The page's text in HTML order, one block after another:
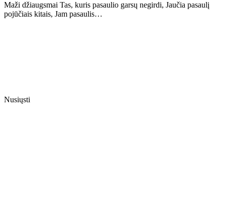
Maži džiaugsmai Tas, kuris pasaulio garsų negirdi, Jaučia pasaulį
pojūčiais kitais, Jam pasaulis…
Nusiųsti